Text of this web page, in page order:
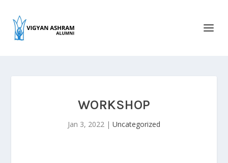
WORKSHOP
Jan 3, 2022 | Uncategorized